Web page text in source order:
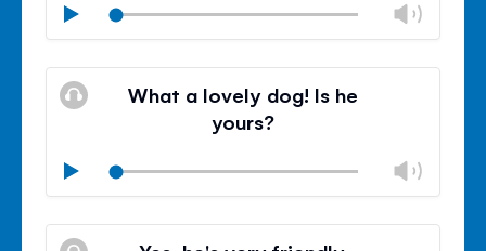
Play
stumm
What a lovely dog! Is he
yours?
Play
stumm